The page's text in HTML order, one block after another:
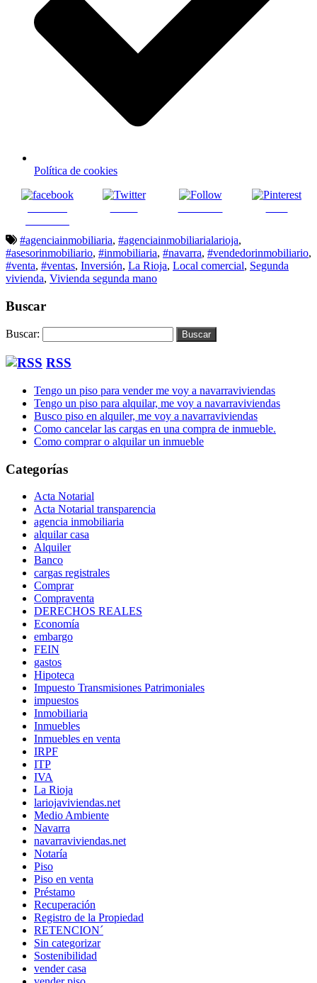
Política de cookies
#agenciainmobiliaria, #agenciainmobiliarialarioja,
#asesorinmobiliario, #inmobiliaria, #navarra, #vendedorinmobiliario,
#venta, #ventas, Inversión, La Rioja, Local comercial, Segunda
vivienda, Vivienda segunda mano
Buscar
Buscar:
RSS
Tengo un piso para vender me voy a navarraviviendas
Tengo un piso para alquilar, me voy a navarraviviendas
Busco piso en alquiler, me voy a navarraviviendas
Como cancelar las cargas en una compra de inmueble.
Como comprar o alquilar un inmueble
Categorías
Acta Notarial
Acta Notarial transparencia
agencia inmobiliaria
alquilar casa
Alquiler
Banco
cargas registrales
Comprar
Compraventa
DERECHOS REALES
Economía
embargo
FEIN
gastos
Hipoteca
Impuesto Transmisiones Patrimoniales
impuestos
Inmobiliaria
Inmuebles
Inmuebles en venta
IRPF
ITP
IVA
La Rioja
lariojaviviendas.net
Medio Ambiente
Navarra
navarraviviendas.net
Notaría
Piso
Piso en venta
Préstamo
Recuperación
Registro de la Propiedad
RETENCION´
Sin categorizar
Sostenibilidad
vender casa